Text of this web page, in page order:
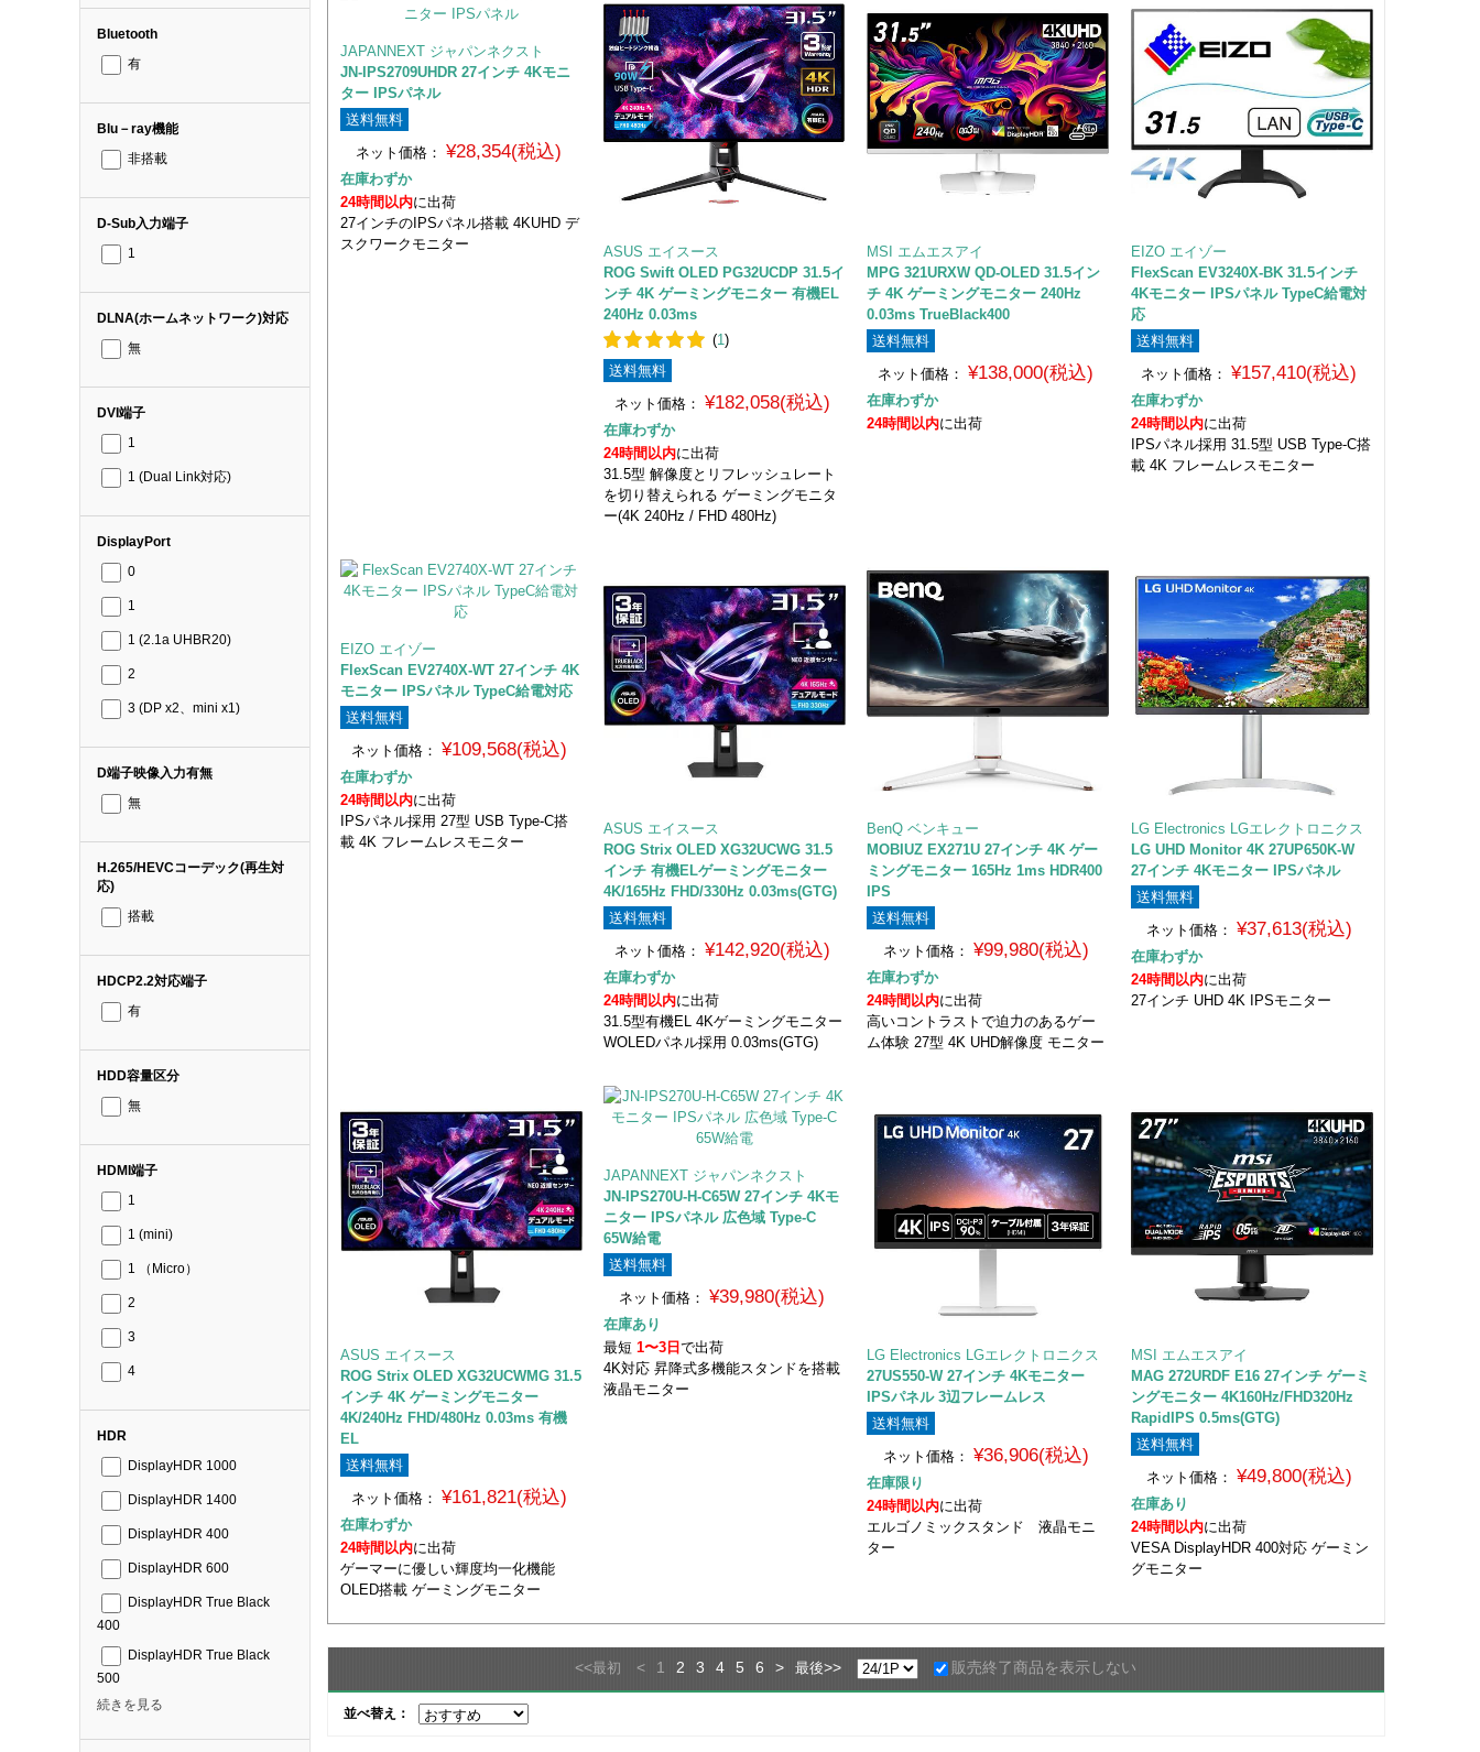
Bluetooth
有
Blu－ray機能
非搭載
D-Sub入力端子
1
DLNA(ホームネットワーク)対応
無
DVI端子
1
1 (Dual Link対応)
DisplayPort
0
1
1 (2.1a UHBR20)
2
3 (DP x2、mini x1)
D端子映像入力有無
無
H.265/HEVCコーデック(再生対
応)
搭載
HDCP2.2対応端子
有
HDD容量区分
無
HDMI端子
1
1 (mini)
1 （Micro）
2
3
4
HDR
DisplayHDR 1000
DisplayHDR 1400
DisplayHDR 400
DisplayHDR 600
DisplayHDR True Black
400
DisplayHDR True Black
500
続きを見る
JAPANNEXT ジャパンネクスト
JN-IPS2709UHDR 27インチ 4Kモニ
ター IPSパネル
送料無料
ネット価格：
¥28,354(税込)
在庫わずか
24時間以内に出荷
27インチのIPSパネル搭載 4KUHD デ
スクワークモニター
ASUS エイスース
ROG Swift OLED PG32UCDP 31.5イ
ンチ 4K ゲーミングモニター 有機EL
240Hz 0.03ms
(1 )
送料無料
ネット価格： ¥182,058(税込)
在庫わずか
24時間以内に出荷
31.5型 解像度とリフレッシュレート
を切り替えられる ゲーミングモニタ
ー(4K 240Hz / FHD 480Hz)
MSI エムエスアイ
MPG 321URXW QD-OLED 31.5イン
チ 4K ゲーミングモニター 240Hz
0.03ms TrueBlack400
送料無料
ネット価格：
¥138,000(税込)
在庫わずか
24時間以内に出荷
EIZO エイゾー
FlexScan EV3240X-BK 31.5インチ
4Kモニター IPSパネル TypeC給電対
応
送料無料
ネット価格：
¥157,410(税込)
在庫わずか
24時間以内に出荷
IPSパネル採用 31.5型 USB Type-C搭
載 4K フレームレスモニター
EIZO エイゾー
FlexScan EV2740X-WT 27インチ 4K
モニター IPSパネル TypeC給電対応
送料無料
ネット価格： ¥109,568(税込)
在庫わずか
24時間以内に出荷
IPSパネル採用 27型 USB Type-C搭
載 4K フレームレスモニター
ASUS エイスース
ROG Strix OLED XG32UCWG 31.5
インチ 有機ELゲーミングモニター
4K/165Hz FHD/330Hz 0.03ms(GTG)
送料無料
ネット価格： ¥142,920(税込)
在庫わずか
24時間以内に出荷
31.5型有機EL 4Kゲーミングモニター
WOLEDパネル採用 0.03ms(GTG)
BenQ ベンキュー
MOBIUZ EX271U 27インチ 4K ゲー
ミングモニター 165Hz 1ms HDR400
IPS
送料無料
ネット価格： ¥99,980(税込)
在庫わずか
24時間以内に出荷
高いコントラストで迫力のあるゲー
ム体験 27型 4K UHD解像度 モニター
LG Electronics LGエレクトロニクス
LG UHD Monitor 4K 27UP650K-W
27インチ 4Kモニター IPSパネル
送料無料
ネット価格： ¥37,613(税込)
在庫わずか
24時間以内に出荷
27インチ UHD 4K IPSモニター
ASUS エイスース
ROG Strix OLED XG32UCWMG 31.5
インチ 4K ゲーミングモニター
4K/240Hz FHD/480Hz 0.03ms 有機
EL
送料無料
ネット価格： ¥161,821(税込)
在庫わずか
24時間以内に出荷
ゲーマーに優しい輝度均一化機能
OLED搭載 ゲーミングモニター
JAPANNEXT ジャパンネクスト
JN-IPS270U-H-C65W 27インチ 4Kモ
ニター IPSパネル 広色域 Type-C
65W給電
送料無料
ネット価格：
¥39,980(税込)
在庫あり
最短1〜3日で出荷
4K対応 昇降式多機能スタンドを搭載
液晶モニター
LG Electronics LGエレクトロニクス
27US550-W 27インチ 4Kモニター
IPSパネル 3辺フレームレス
送料無料
ネット価格： ¥36,906(税込)
在庫限り
24時間以内に出荷
エルゴノミックスタンド 液晶モニ
ター
MSI エムエスアイ
MAG 272URDF E16 27インチ ゲーミ
ングモニター 4K160Hz/FHD320Hz
RapidIPS 0.5ms(GTG)
送料無料
ネット価格： ¥49,800(税込)
在庫あり
24時間以内に出荷
VESA DisplayHDR 400対応 ゲーミン
グモニター
<<最初 < 1 2 3 4 5 6 > 最後>> 販売終了商品を表示しない
並べ替え：